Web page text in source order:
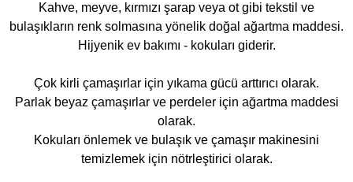
Kahve, meyve, kırmızı şarap veya ot gibi tekstil ve
bulaşıkların renk solmasına yönelik doğal ağartma maddesi.
Hijyenik ev bakımı - kokuları giderir.
Çok kirli çamaşırlar için yıkama gücü arttırıcı olarak.
Parlak beyaz çamaşırlar ve perdeler için ağartma maddesi
olarak.
Kokuları önlemek ve bulaşık ve çamaşır makinesini
temizlemek için nötrleştirici olarak.